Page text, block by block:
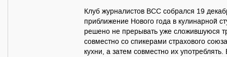
Клуб журналистов ВСС собрался 19
приближение Нового года в кулинарной
решено не прерывать уже сложившуюся
совместно со спикерами страхового
кухни, а затем совместно их